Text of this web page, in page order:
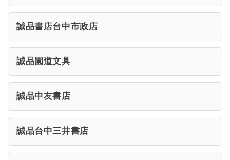
誠品書店台中市政店
誠品園道文具
誠品中友書店
誠品台中三井書店